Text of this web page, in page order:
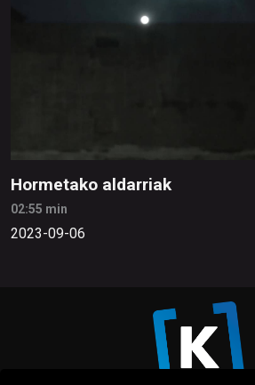
Hormetako aldarriak
02:55 min
2023-09-06